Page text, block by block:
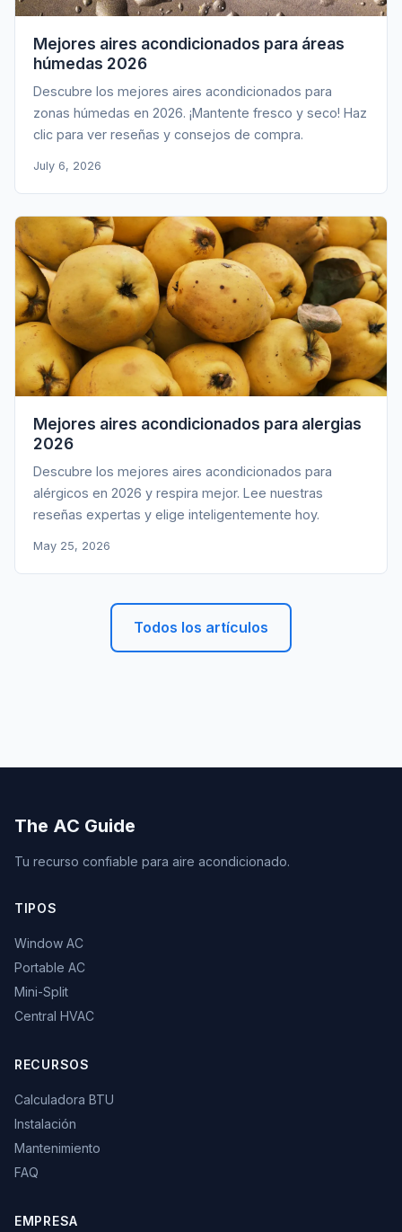
Mejores aires acondicionados para áreas
húmedas 2026
Descubre los mejores aires acondicionados para
zonas húmedas en 2026. ¡Mantente fresco y seco! Haz
clic para ver reseñas y consejos de compra.
July 6, 2026
Mejores aires acondicionados para alergias
2026
Descubre los mejores aires acondicionados para
alérgicos en 2026 y respira mejor. Lee nuestras
reseñas expertas y elige inteligentemente hoy.
May 25, 2026
Todos los artículos
The AC Guide
Tu recurso confiable para aire acondicionado.
TIPOS
Window AC
Portable AC
Mini-Split
Central HVAC
RECURSOS
Calculadora BTU
Instalación
Mantenimiento
FAQ
EMPRESA